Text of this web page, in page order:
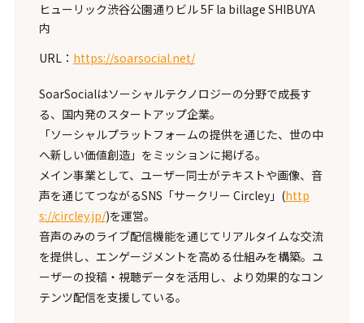
ヒューリック渋谷公園通りビル 5F la billage SHIBUYA
内
URL： https://soarsocial.net/
SoarSocialはソーシャルテクノロジーの分野で成長す
る、国内発のスタートアップ企業。
「ソーシャルプラットフォームの提供を通じた、世の中
へ新しい価値創造」をミッションに掲げる。
メイン事業として、ユーザー同⼠がテキストや画像、⾳
声を通じてつながるSNS「サークリー Circley」(http
s://circley.jp/)を運営。
音声のみのライブ配信機能を通じてリアルタイムな交流
を提供し、エンゲージメントを⾼める仕組みを構築。ユ
ーザーの投稿‧視聴データを活⽤し、より効果的なコン
テンツ配信を⽀援している。